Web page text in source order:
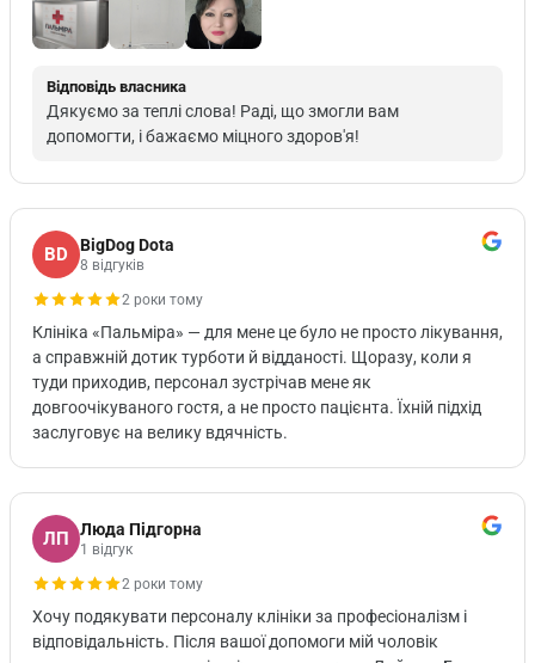
Відповідь власника
Дякуємо за теплі слова! Раді, що змогли вам
допомогти, і бажаємо міцного здоров'я!
BD BigDog Dota
8 відгуків
2 роки тому
Клініка «Пальміра» — для мене це було не просто лікування,
а справжній дотик турботи й відданості. Щоразу, коли я
туди приходив, персонал зустрічав мене як
довгоочікуваного гостя, а не просто пацієнта. Їхній підхід
заслуговує на велику вдячність.
ЛП Люда Підгорна
1 відгук
2 роки тому
Хочу подякувати персоналу клініки за професіоналізм і
відповідальність. Після вашої допомоги мій чоловік